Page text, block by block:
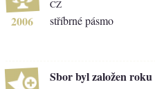
2006
CZ
stříbrné pásmo
Sbor byl založen roku